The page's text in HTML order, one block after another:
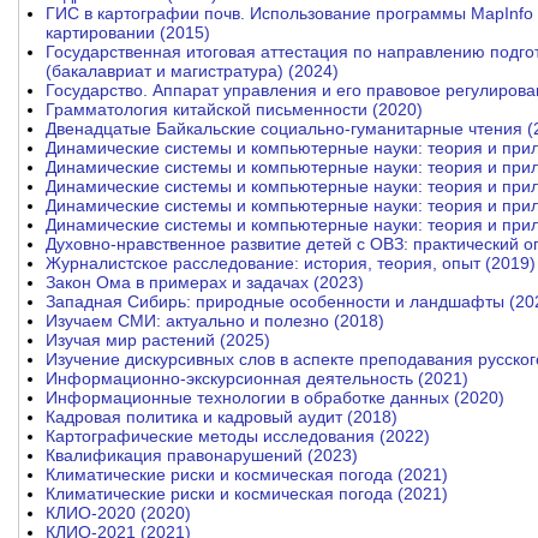
ГИС в картографии почв. Использование программы
картировании (2015)
Государственная итоговая аттестация по направлению
(бакалавриат и магистратура) (2024)
Государство. Аппарат управления и его правовое
Грамматология китайской письменности (2020)
Двенадцатые Байкальские социально-гуманитарные чтения
Динамические системы и компьютерные науки: теория и
Динамические системы и компьютерные науки: теория и
Динамические системы и компьютерные науки: теория и
Динамические системы и компьютерные науки: теория и
Динамические системы и компьютерные науки: теория и
Духовно-нравственное развитие детей с ОВЗ: практический
Журналистское расследование: история, теория, опыт (2019)
Закон Ома в примерах и задачах (2023)
Западная Сибирь: природные особенности и ландшафты
Изучаем СМИ: актуально и полезно (2018)
Изучая мир растений (2025)
Изучение дискурсивных слов в аспекте преподавания
Информационно-экскурсионная деятельность (2021)
Информационные технологии в обработке данных (2020)
Кадровая политика и кадровый аудит (2018)
Картографические методы исследования (2022)
Квалификация правонарушений (2023)
Климатические риски и космическая погода (2021)
Климатические риски и космическая погода (2021)
КЛИО-2020 (2020)
КЛИО-2021 (2021)